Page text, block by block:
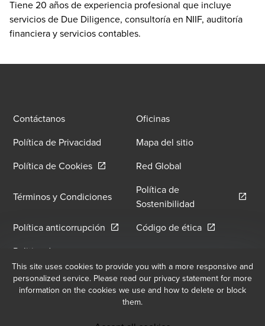
Tiene 20 años de experiencia profesional que incluye
servicios de Due Diligence, consultoría en NIIF, auditoría
financiera y servicios contables.
Contáctanos
Oficinas
Política de Privacidad
Mapa del sitio
Política de CookiesOpens in a new window/tab
Red Global
Términos y Condiciones
Política de
Sostenibilidad Opens in a
Política anticorrupción Opens in a new window/tab
Código de éticaOpens in a
Politica de
Hostigamiento Sexual
LaboralOpens in a new window/tabHostigamiento LaboralOpens
This site uses cookies to provide you with a more responsive and
personalized service. Please read our privacy statement for more
information on the cookies we use and how to delete or block
them.